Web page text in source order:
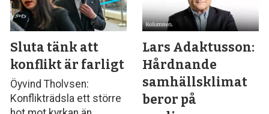
Sluta tänk att
konflikt är farligt
Öyvind Tholvsen:
Konflikträdsla ett större
Lars Adaktusson:
Hårdnande
samhällsklimat
beror på